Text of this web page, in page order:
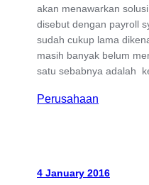
akan menawarkan
disebut dengan payroll
sudah cukup lama
masih banyak belum
satu sebabnya adalah
Perusahaan
4 January 2016